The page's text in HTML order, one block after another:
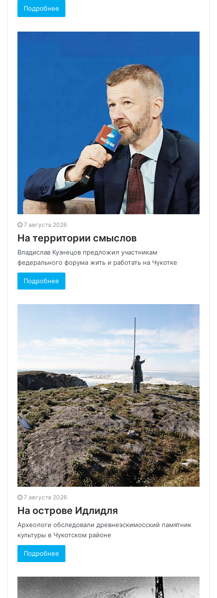
Подробнее
7 августа 2026
На территории смыслов
Владислав Кузнецов предложил участникам
федерального форума жить и работать на Чукотке
Подробнее
7 августа 2026
На острове Идлидля
Археологи обследовали древнеэскимосский памятник
культуры в Чукотском районе
Подробнее